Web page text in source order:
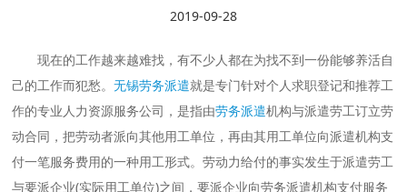
2019-09-28
现在的工作越来越难找，有不少人都在为找不到一份能够养活自
己的工作而犯愁。无锡劳务派遣就是专门针对个人求职登记和推荐工
作的专业人力资源服务公司，是指由劳务派遣机构与派遣劳工订立劳
动合同，把劳动者派向其他用工单位，再由其用工单位向派遣机构支
付一笔服务费用的一种用工形式。劳动力给付的事实发生于派遣劳工
与要派企业(实际用工单位)之间，要派企业向劳务派遣机构支付服务